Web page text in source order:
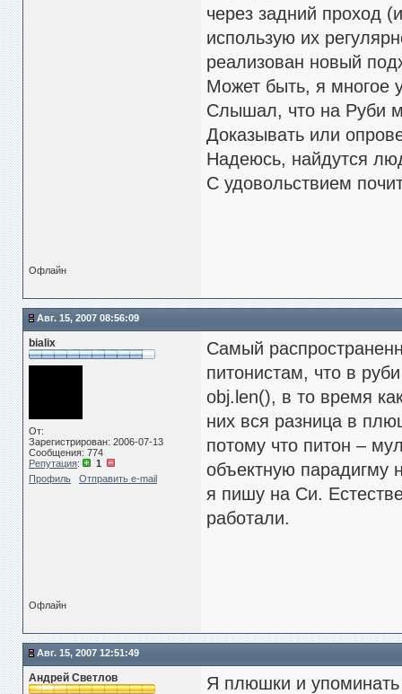
через задний проход
использую их
реализован новый
Может быть, я многое
Слышал, что на Руби
Доказывать или
Надеюсь, найдутся
С удовольствием
Офлайн
Авг. 15, 2007 08:56:09
bialix
От:
Зарегистрирован: 2006-07-13
Сообщения: 774
Репутация:
1
Профиль
Отправить e-mail
Самый
питонистам, что в
obj.len(), в то время
них вся разница в
потому что питон –
объектную парадигму
я пишу на Си.
работали.
Офлайн
Авг. 15, 2007 12:51:49
Андрей Светлов
Я плюшки и упоминать